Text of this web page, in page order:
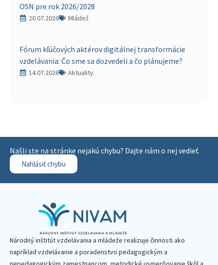
OSN pre rok 2026/2028
20.07.2026 Mládež
Fórum kľúčových aktérov digitálnej transformácie
vzdelávania: Čo sme sa dozvedeli a čo plánujeme?
14.07.2026 Aktuality
Našli ste na stránke nejakú chybu? Dajte nám o nej vedieť.
Nahlásiť chybu
Národný inštitút vzdelávania a mládeže realizuje činnosti ako
napríklad vzdelávanie a poradenstvo pedagogickým a